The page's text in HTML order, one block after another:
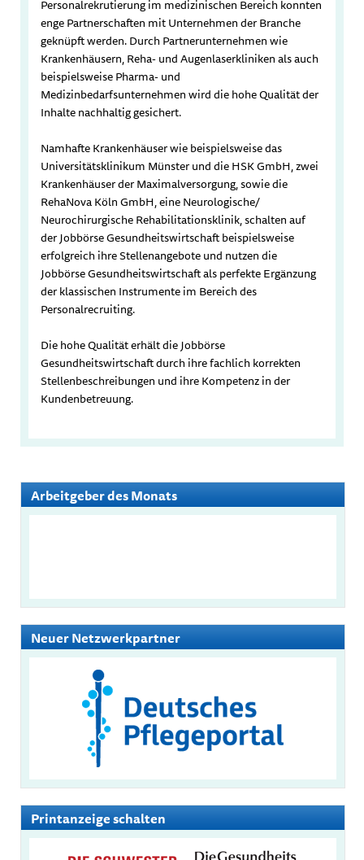
Personalrekrutierung im medizinischen Bereich konnten
enge Partnerschaften mit Unternehmen der Branche
geknüpft werden. Durch Partnerunternehmen wie
Krankenhäusern, Reha- und Augenlaserkliniken als auch
beispielsweise Pharma- und
Medizinbedarfsunternehmen wird die hohe Qualität der
Inhalte nachhaltig gesichert.
Namhafte Krankenhäuser wie beispielsweise das
Universitätsklinikum Münster und die HSK GmbH, zwei
Krankenhäuser der Maximalversorgung, sowie die
RehaNova Köln GmbH, eine Neurologische/
Neurochirurgische Rehabilitationsklinik, schalten auf
der Jobbörse Gesundheitswirtschaft beispielsweise
erfolgreich ihre Stellenangebote und nutzen die
Jobbörse Gesundheitswirtschaft als perfekte Ergänzung
der klassischen Instrumente im Bereich des
Personalrecruiting.
Die hohe Qualität erhält die Jobbörse
Gesundheitswirtschaft durch ihre fachlich korrekten
Stellenbeschreibungen und ihre Kompetenz in der
Kundenbetreuung.
Arbeitgeber des Monats
Neuer Netzwerkpartner
Printanzeige schalten